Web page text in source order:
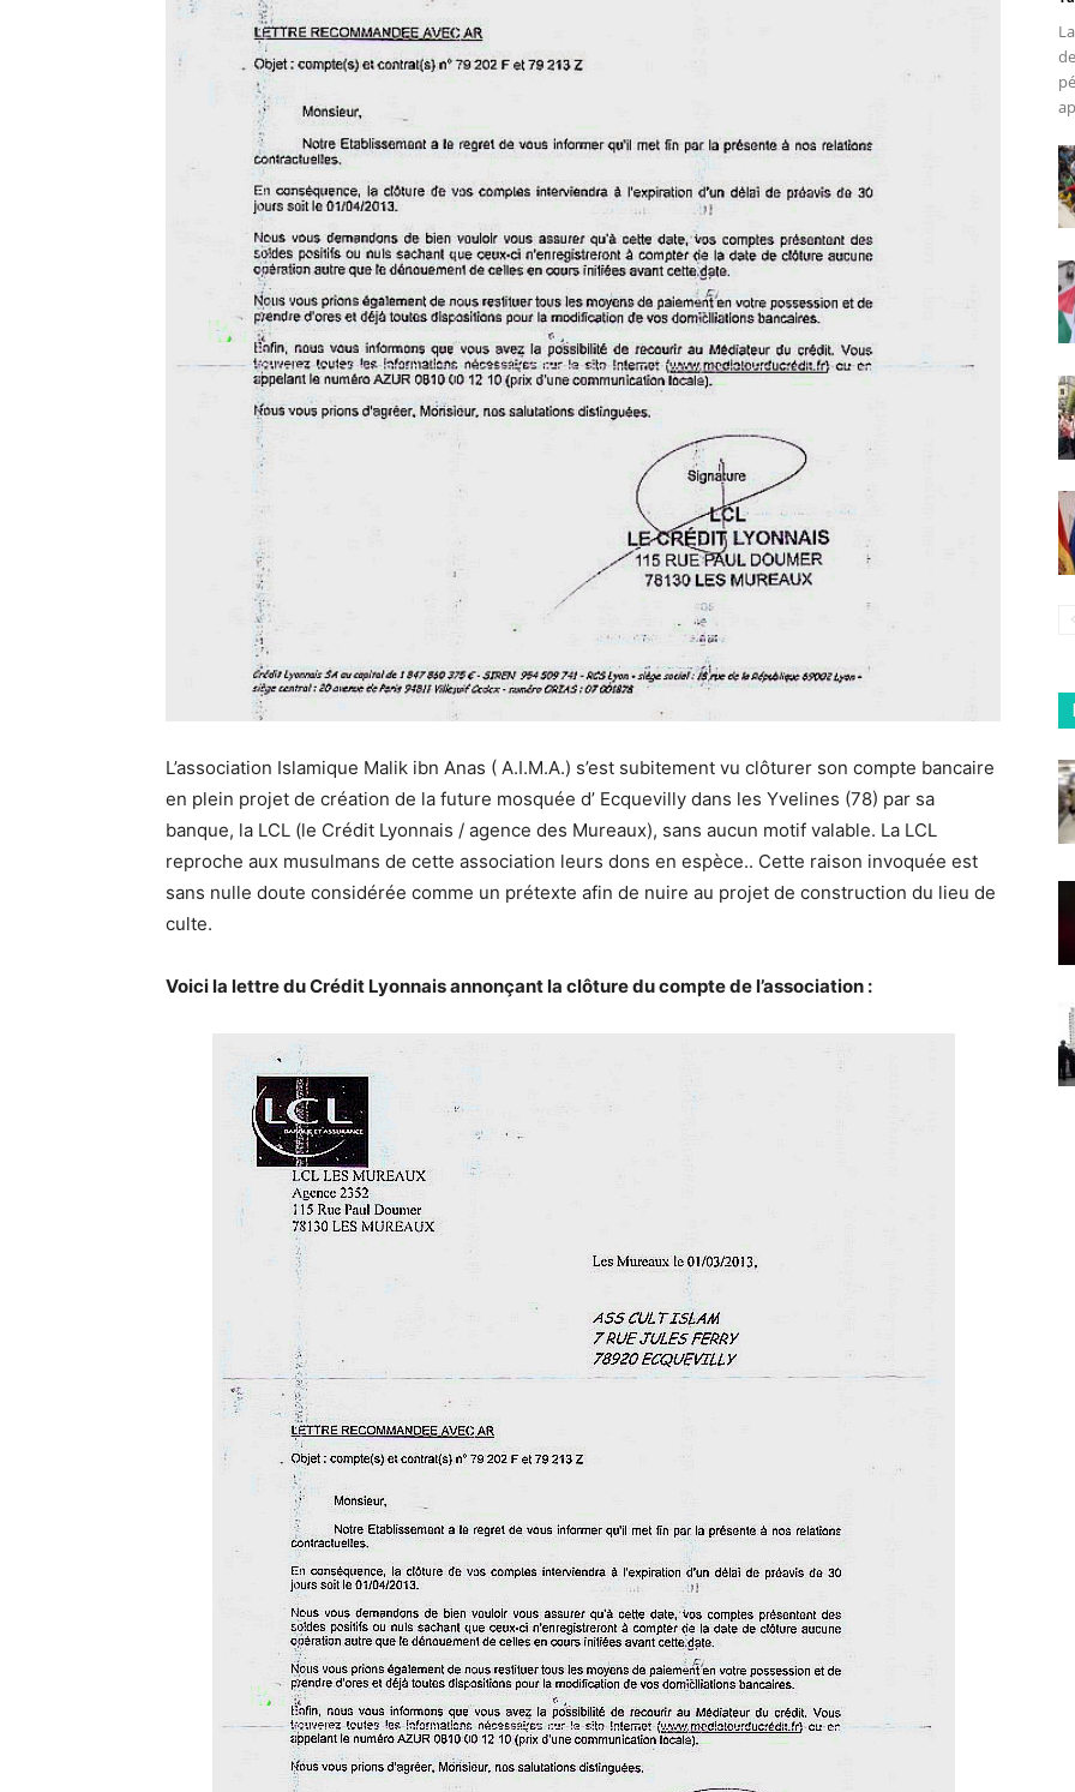
L’association Islamique Malik ibn Anas ( A.I.M.A.) s’est subitement vu clôturer son compte bancaire
en plein projet de création de la future mosquée d’ Ecquevilly dans les Yvelines (78) par sa
banque, la LCL (le Crédit Lyonnais / agence des Mureaux), sans aucun motif valable. La LCL
reproche aux musulmans de cette association leurs dons en espèce.. Cette raison invoquée est
sans nulle doute considérée comme un prétexte afin de nuire au projet de construction du lieu de
culte.
Voici la lettre du Crédit Lyonnais annonçant la clôture du compte de l’association :